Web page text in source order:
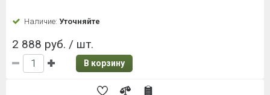
Наличие: Уточняйте
2 888 руб. / шт.
В корзину